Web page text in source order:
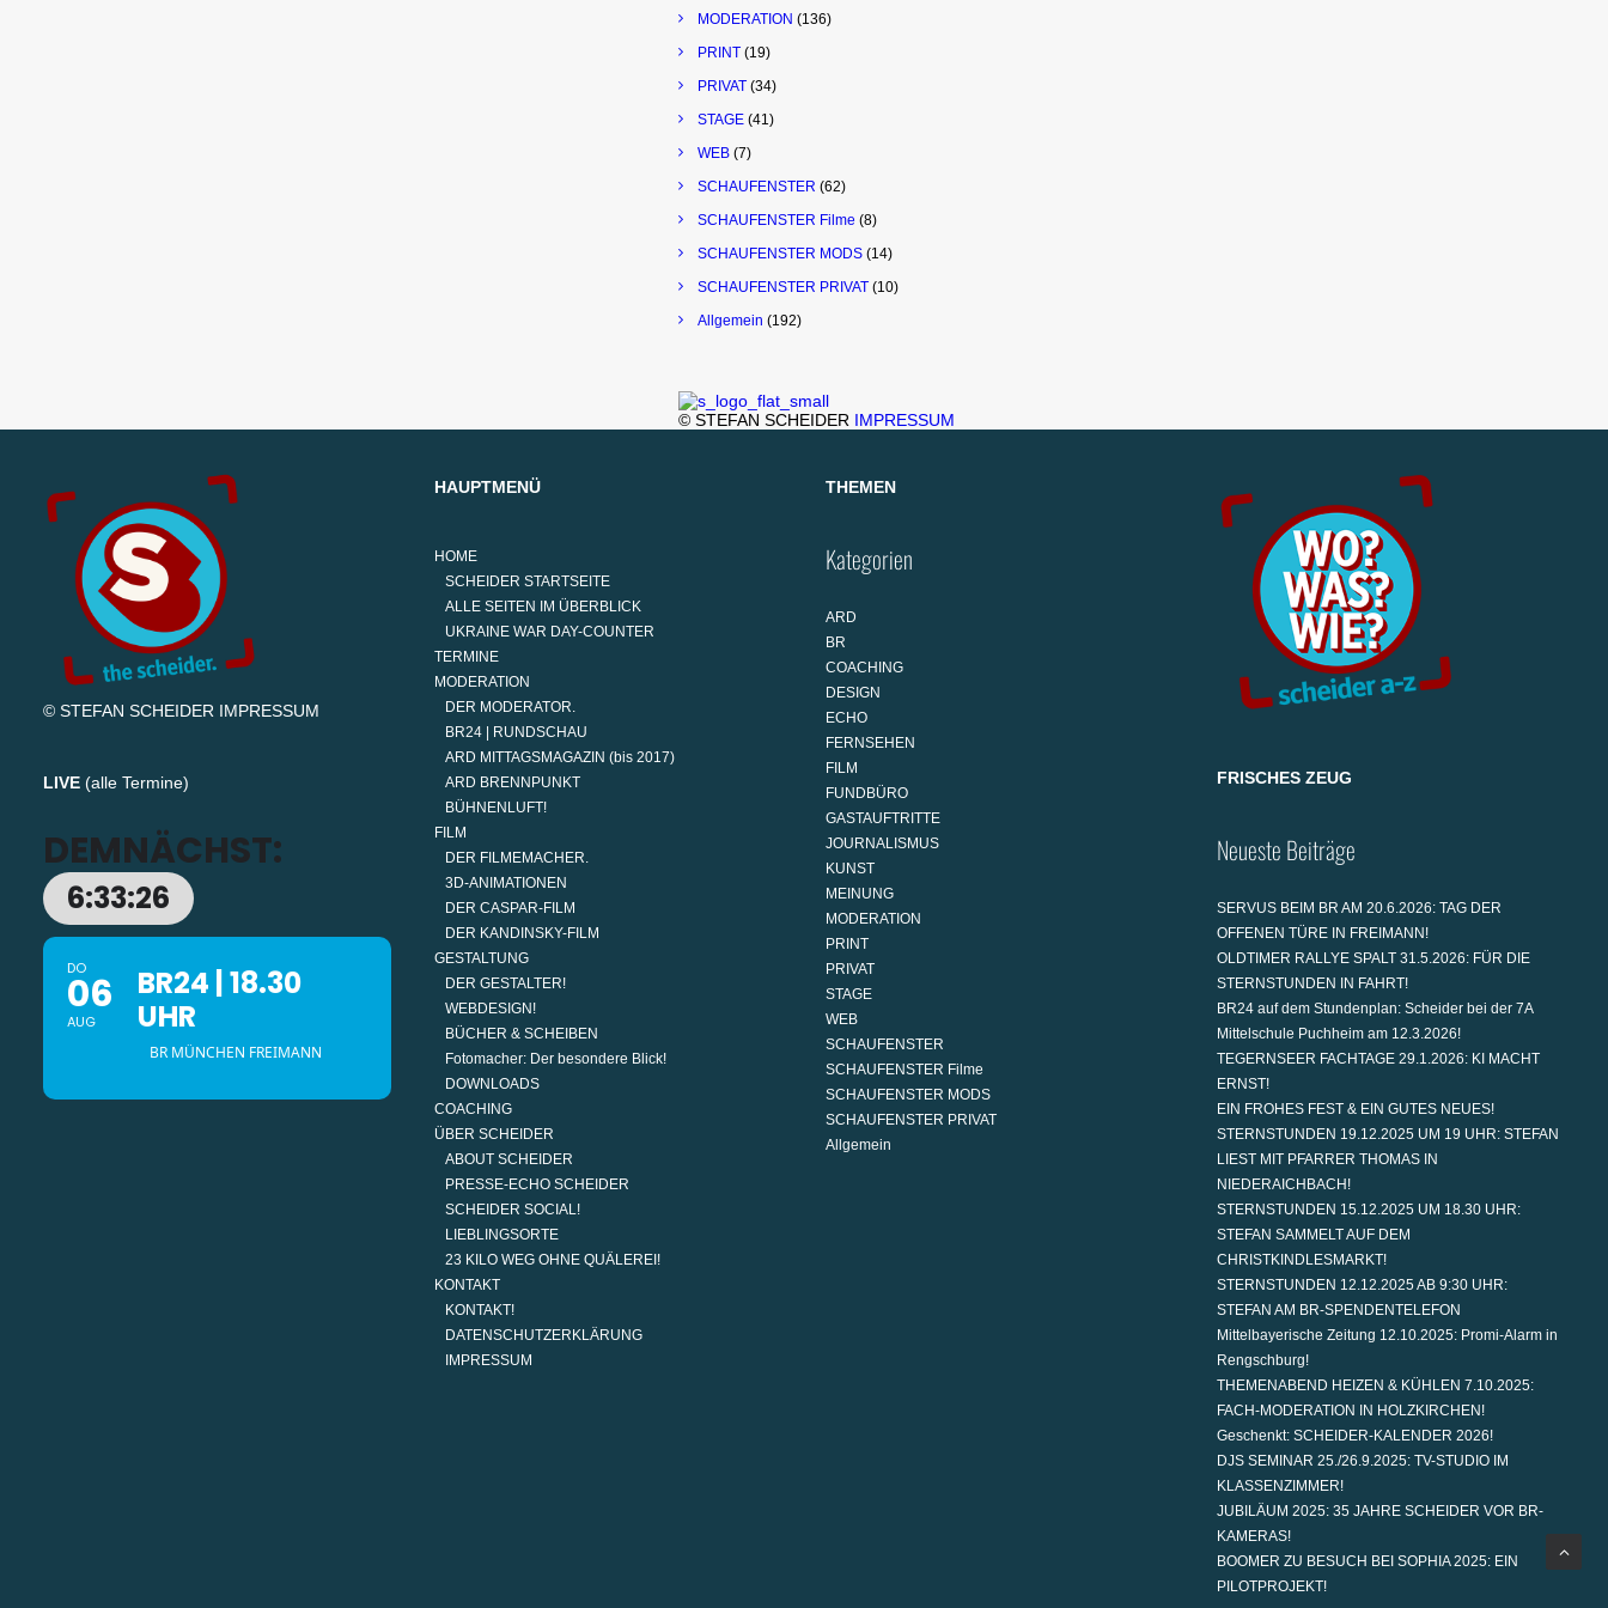
MODERATION (136)
PRINT (19)
PRIVAT (34)
STAGE (41)
WEB (7)
SCHAUFENSTER (62)
SCHAUFENSTER Filme (8)
SCHAUFENSTER MODS (14)
SCHAUFENSTER PRIVAT (10)
Allgemein (192)
© STEFAN SCHEIDER IMPRESSUM
© STEFAN SCHEIDER IMPRESSUM
LIVE (alle Termine)
DEMNÄCHST:
6:33:26
DO
06
AUG
BR24 | 18.30
UHR
BR MÜNCHEN FREIMANN
HAUPTMENÜ
HOME
SCHEIDER STARTSEITE
ALLE SEITEN IM ÜBERBLICK
UKRAINE WAR DAY-COUNTER
TERMINE
MODERATION
DER MODERATOR.
BR24 | RUNDSCHAU
ARD MITTAGSMAGAZIN (bis 2017)
ARD BRENNPUNKT
BÜHNENLUFT!
FILM
DER FILMEMACHER.
3D-ANIMATIONEN
DER CASPAR-FILM
DER KANDINSKY-FILM
GESTALTUNG
DER GESTALTER!
WEBDESIGN!
BÜCHER & SCHEIBEN
Fotomacher: Der besondere Blick!
DOWNLOADS
COACHING
ÜBER SCHEIDER
ABOUT SCHEIDER
PRESSE-ECHO SCHEIDER
SCHEIDER SOCIAL!
LIEBLINGSORTE
23 KILO WEG OHNE QUÄLEREI!
KONTAKT
KONTAKT!
DATENSCHUTZERKLÄRUNG
IMPRESSUM
THEMEN
Kategorien
ARD
BR
COACHING
DESIGN
ECHO
FERNSEHEN
FILM
FUNDBÜRO
GASTAUFTRITTE
JOURNALISMUS
KUNST
MEINUNG
MODERATION
PRINT
PRIVAT
STAGE
WEB
SCHAUFENSTER
SCHAUFENSTER Filme
SCHAUFENSTER MODS
SCHAUFENSTER PRIVAT
Allgemein
FRISCHES ZEUG
Neueste Beiträge
SERVUS BEIM BR AM 20.6.2026: TAG DER
OFFENEN TÜRE IN FREIMANN!
OLDTIMER RALLYE SPALT 31.5.2026: FÜR DIE
STERNSTUNDEN IN FAHRT!
BR24 auf dem Stundenplan: Scheider bei der 7A
Mittelschule Puchheim am 12.3.2026!
TEGERNSEER FACHTAGE 29.1.2026: KI MACHT
ERNST!
EIN FROHES FEST & EIN GUTES NEUES!
STERNSTUNDEN 19.12.2025 UM 19 UHR: STEFAN
LIEST MIT PFARRER THOMAS IN
NIEDERAICHBACH!
STERNSTUNDEN 15.12.2025 UM 18.30 UHR:
STEFAN SAMMELT AUF DEM
CHRISTKINDLESMARKT!
STERNSTUNDEN 12.12.2025 AB 9:30 UHR:
STEFAN AM BR-SPENDENTELEFON
Mittelbayerische Zeitung 12.10.2025: Promi-Alarm in
Rengschburg!
THEMENABEND HEIZEN & KÜHLEN 7.10.2025:
FACH-MODERATION IN HOLZKIRCHEN!
Geschenkt: SCHEIDER-KALENDER 2026!
DJS SEMINAR 25./26.9.2025: TV-STUDIO IM
KLASSENZIMMER!
JUBILÄUM 2025: 35 JAHRE SCHEIDER VOR BR-
KAMERAS!
BOOMER ZU BESUCH BEI SOPHIA 2025: EIN
PILOTPROJEKT!